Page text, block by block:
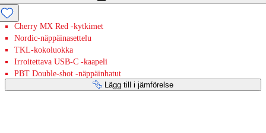
Cherry MX Red -kytkimet
Nordic-näppäinasettelu
TKL-kokoluokka
Irroitettava USB-C -kaapeli
PBT Double-shot -näppäinhatut
Lägg till i jämförelse